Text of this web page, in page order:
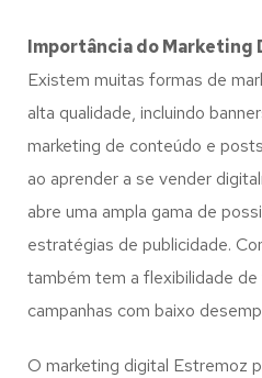
Importância do Marketing
Existem muitas formas de
alta qualidade, incluindo
marketing de conteúdo e
ao aprender a se vender
abre uma ampla gama de
estratégias de publicidade.
também tem a flexibilidade
campanhas com baixo
O marketing digital Estremoz